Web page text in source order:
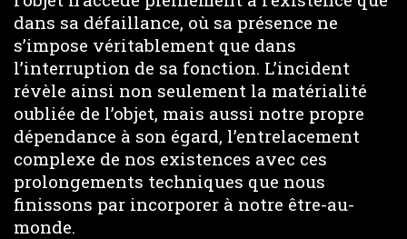
dans sa défaillance, où sa présence ne
s’impose véritablement que dans
l’interruption de sa fonction. L’incident
révèle ainsi non seulement la matérialité
oubliée de l’objet, mais aussi notre propre
dépendance à son égard, l’entrelacement
complexe de nos existences avec ces
prolongements techniques que nous
finissons par incorporer à notre être-au-
monde.